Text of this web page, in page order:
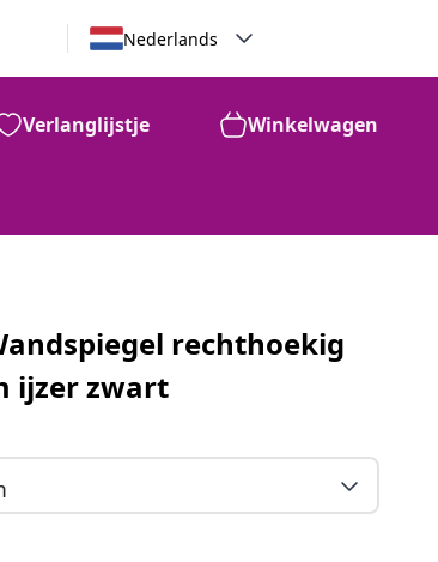
Nederlands
Verlanglijstje Winkelwagen
rechthoekig
ijzer zwart